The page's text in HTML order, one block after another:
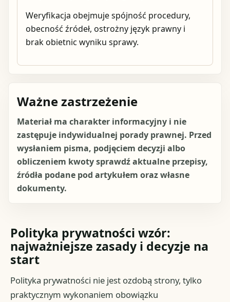
Weryfikacja obejmuje spójność procedury,
obecność źródeł, ostrożny język prawny i
brak obietnic wyniku sprawy.
Ważne zastrzeżenie
Materiał ma charakter informacyjny i nie
zastępuje indywidualnej porady prawnej. Przed
wysłaniem pisma, podjęciem decyzji albo
obliczeniem kwoty sprawdź aktualne przepisy,
źródła podane pod artykułem oraz własne
dokumenty.
Polityka prywatności wzór:
najważniejsze zasady i decyzje na
start
Polityka prywatności nie jest ozdobą strony, tylko
praktycznym wykonaniem obowiązku